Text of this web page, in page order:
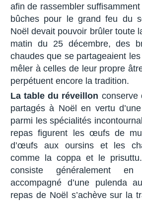
afin de rassembler
bûches pour le grand feu du
Noël devait pouvoir brûler toute
matin du 25 décembre, des
chaudes que se partageaient
mêler à celles de leur propre
perpétuent encore la tradition.
La table du réveillon conserve
partagés à Noël en vertu
parmi les spécialités
repas figurent les œufs de
d’œufs aux oursins et les
comme la coppa et le
consiste généralement
accompagné d’une pulenda
repas de Noël s’achève sur la